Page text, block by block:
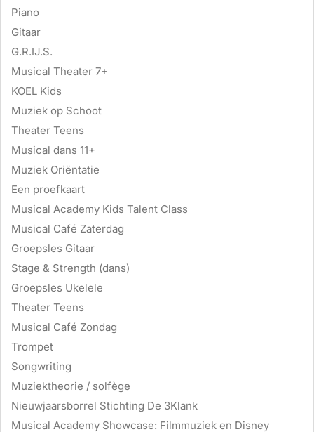
Piano
Gitaar
G.R.IJ.S.
Musical Theater 7+
KOEL Kids
Muziek op Schoot
Theater Teens
Musical dans 11+
Muziek Oriëntatie
Een proefkaart
Musical Academy Kids Talent Class
Musical Café Zaterdag
Groepsles Gitaar
Stage & Strength (dans)
Groepsles Ukelele
Theater Teens
Musical Café Zondag
Trompet
Songwriting
Muziektheorie / solfège
Nieuwjaarsborrel Stichting De 3Klank
Musical Academy Showcase: Filmmuziek en Disney